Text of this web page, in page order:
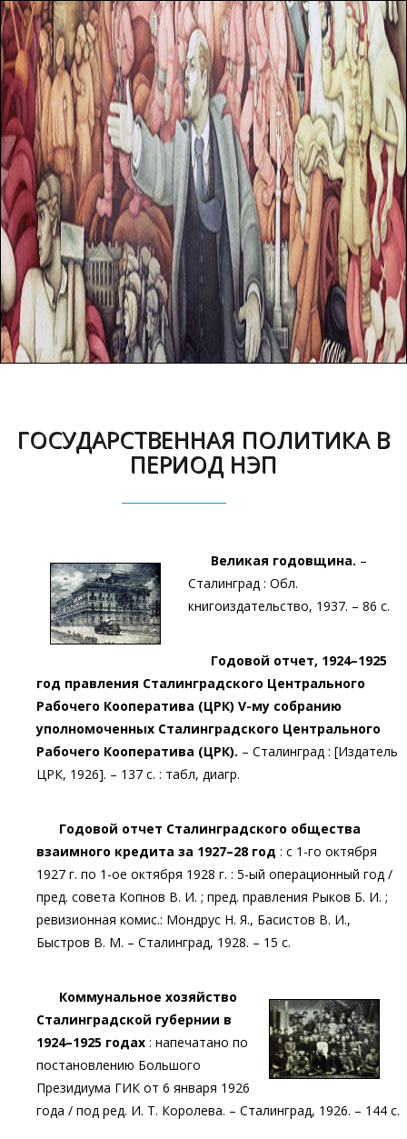
ГОСУДАРСТВЕННАЯ ПОЛИТИКА В
ПЕРИОД НЭП
Великая годовщина. –
Сталинград : Обл.
книгоиздательство, 1937. – 86 с.
Годовой отчет, 1924–1925
год правления Сталинградского Центрального
Рабочего Кооператива (ЦРК) V-му собранию
уполномоченных Сталинградского Центрального
Рабочего Кооператива (ЦРК). – Сталинград : [Издатель
ЦРК, 1926]. – 137 с. : табл, диагр.
Годовой отчет Сталинградского общества
взаимного кредита за 1927–28 год : с 1-го октября
1927 г. по 1-ое октября 1928 г. : 5-ый операционный год /
пред. совета Копнов В. И. ; пред. правления Рыков Б. И. ;
ревизионная комис.: Мондрус Н. Я., Басистов В. И.,
Быстров В. М. – Сталинград, 1928. – 15 с.
Коммунальное хозяйство
Сталинградской губернии в
1924–1925 годах : напечатано по
постановлению Большого
Президиума ГИК от 6 января 1926
года / под ред. И. Т. Королева. – Сталинград, 1926. – 144 с.